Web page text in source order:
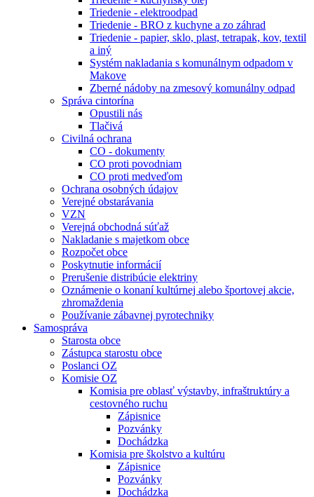
Triedenie - elektroodpad
Triedenie - BRO z kuchyne a zo záhrad
Triedenie - papier, sklo, plast, tetrapak, kov, textil
a iný
Systém nakladania s komunálnym odpadom v
Makove
Zberné nádoby na zmesový komunálny odpad
Správa cintorína
Opustili nás
Tlačivá
Civilná ochrana
CO - dokumenty
CO proti povodniam
CO proti medveďom
Ochrana osobných údajov
Verejné obstarávania
VZN
Verejná obchodná súťaž
Nakladanie s majetkom obce
Rozpočet obce
Poskytnutie informácií
Prerušenie distribúcie elektriny
Oznámenie o konaní kultúrnej alebo športovej akcie,
zhromaždenia
Používanie zábavnej pyrotechniky
Samospráva
Starosta obce
Zástupca starostu obce
Poslanci OZ
Komisie OZ
Komisia pre oblasť výstavby, infraštruktúry a
cestovného ruchu
Zápisnice
Pozvánky
Dochádzka
Komisia pre školstvo a kultúru
Zápisnice
Pozvánky
Dochádzka